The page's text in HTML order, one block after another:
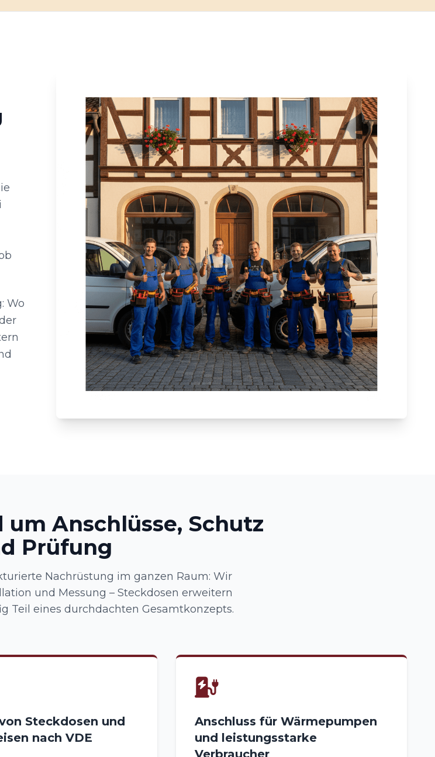
Wo
Anschlüsse, Schutz
Prüfung
Nachrüstung im ganzen Raum: Wir
und Messung – Steckdosen erweitern
Teil eines durchdachten Gesamtkonzepts.
Steckdosen und
nach VDE
Anschluss für Wärmepumpen
und leistungsstarke
Verbraucher